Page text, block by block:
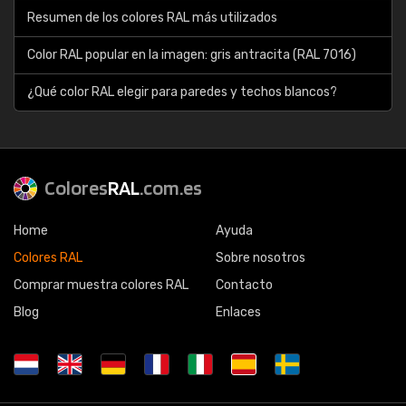
Resumen de los colores RAL más utilizados
Color RAL popular en la imagen: gris antracita (RAL 7016)
¿Qué color RAL elegir para paredes y techos blancos?
ColoresRAL.com.es
Home
Colores RAL
Comprar muestra colores RAL
Blog
Ayuda
Sobre nosotros
Contacto
Enlaces